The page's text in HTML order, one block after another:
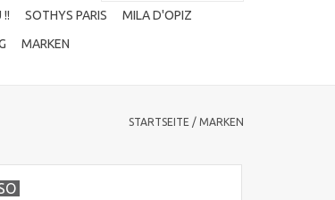
!! SOTHYS PARIS
MILA D'OPIZ
MARKEN
STARTSEITE / MARKEN